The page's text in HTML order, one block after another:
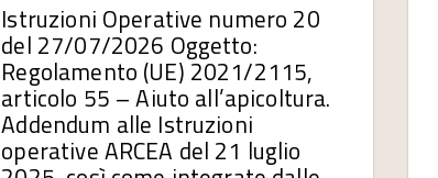
Istruzioni Operative numero 20
del 27/07/2026 Oggetto:
Regolamento (UE) 2021/2115,
articolo 55 – Aiuto all’apicoltura.
Addendum alle Istruzioni
operative ARCEA del 21 luglio